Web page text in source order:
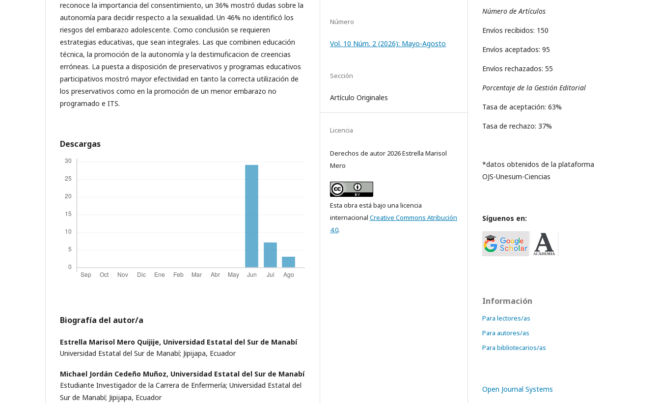
reconoce la importancia del consentimiento, un 36% mostró dudas sobre la
autonomía para decidir respecto a la sexualidad. Un 46% no identificó los
riesgos del embarazo adolescente. Como conclusión se requieren
estrategias educativas, que sean integrales. Las que combinen educación
técnica, la promoción de la autonomía y la destimuficacion de creencias
erróneas. La puesta a disposición de preservativos y programas educativos
participativos mostró mayor efectividad en tanto la correcta utilización de
los preservativos como en la promoción de un menor embarazo no
programado e ITS.
Descargas
Biografía del autor/a
Estrella Marisol Mero Quijije, Universidad Estatal del Sur de Manabí
Universidad Estatal del Sur de Manabí; Jipijapa, Ecuador
Michael Jordán Cedeño Muñoz, Universidad Estatal del Sur de Manabí
Estudiante Investigador de la Carrera de Enfermería; Universidad Estatal del
Sur de Manabí; Jipijapa, Ecuador
Número
Vol. 10 Núm. 2 (2026): Mayo-Agosto
Sección
Artículo Originales
Licencia
Derechos de autor 2026 Estrella Marisol
Mero
Esta obra está bajo una licencia
internacional Creative Commons Atribución
4.0.
Número de Artículos
Envíos recibidos: 150
Envíos aceptados: 95
Envíos rechazados: 55
Porcentaje de la Gestión Editorial
Tasa de aceptación: 63%
Tasa de rechazo: 37%
*datos obtenidos de la plataforma
OJS-Unesum-Ciencias
Síguenos en:
Información
Para lectores/as
Para autores/as
Para bibliotecarios/as
Open Journal Systems